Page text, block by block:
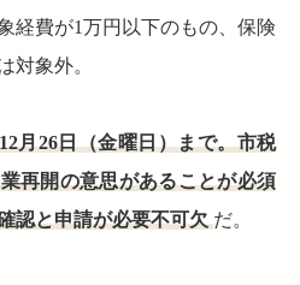
経費が1万円以下のもの、保険
対象外。
月26日（金曜日）まで。市税
再開の意思があることが必須
認と申請が必要不可欠 だ。